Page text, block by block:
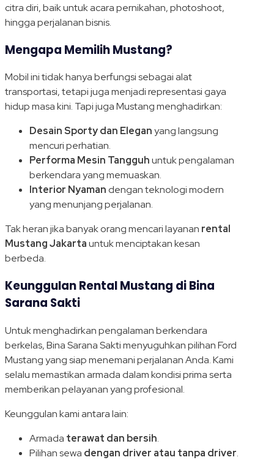
citra diri, baik untuk acara pernikahan, photoshoot,
hingga perjalanan bisnis.
Mengapa Memilih Mustang?
Mobil ini tidak hanya berfungsi sebagai alat
transportasi, tetapi juga menjadi representasi gaya
hidup masa kini. Tapi juga Mustang menghadirkan:
Desain Sporty dan Eleganyang langsung
mencuri perhatian.
Performa Mesin Tangguhuntuk pengalaman
berkendara yang memuaskan.
Interior Nyaman dengan teknologi modern
yang menunjang perjalanan.
Tak heran jika banyak orang mencari layanan rental
Mustang Jakartauntuk menciptakan kesan
berbeda.
Keunggulan Rental Mustang di Bina
Sarana Sakti
Untuk menghadirkan pengalaman berkendara
berkelas, Bina Sarana Sakti menyuguhkan pilihan Ford
Mustang yang siap menemani perjalanan Anda. Kami
selalu memastikan armada dalam kondisi prima serta
memberikan pelayanan yang profesional.
Keunggulan kami antara lain:
Armada terawat dan bersih.
Pilihan sewa dengan driver atau tanpa driver.